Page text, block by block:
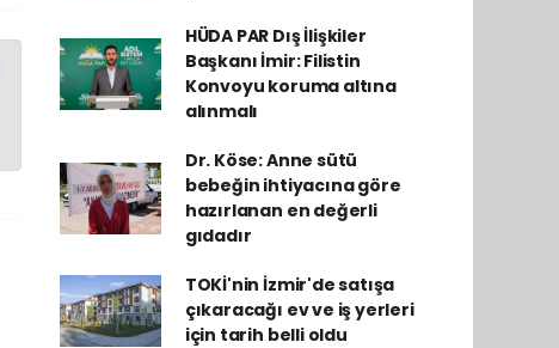
HÜDA PAR Dış İlişkiler
Başkanı İmir: Filistin
Konvoyu koruma altına
alınmalı
Dr. Köse: Anne sütü
bebeğin ihtiyacına göre
hazırlanan en değerli
gıdadır
TOKİ'nin İzmir'de satışa
çıkaracağı ev ve iş yerleri
için tarih belli oldu